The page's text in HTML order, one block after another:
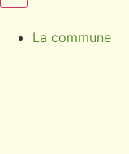
La commune